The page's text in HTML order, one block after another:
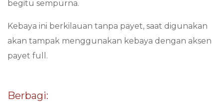
begitu sempurna.
Kebaya ini berkilauan tanpa payet, saat digunakan
akan tampak menggunakan kebaya dengan aksen
payet full.
Berbagi: